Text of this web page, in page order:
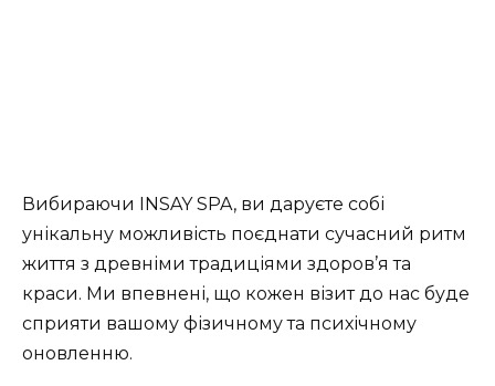
Вибираючи INSAY SPA, ви даруєте собі
унікальну можливість поєднати сучасний ритм
життя з древніми традиціями здоров’я та
краси. Ми впевнені, що кожен візит до нас буде
сприяти вашому фізичному та психічному
оновленню.